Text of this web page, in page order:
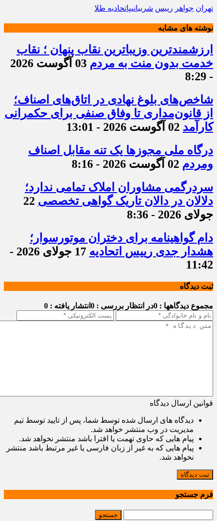
تهران جواهر رییس شربیانیپاتحادیه طلا
نوشته های مشابه
ارزشمندترین وزیباترین نقاب پنهان ؛ نقاب
خدمت بدون منت به مردم
03 آگوست 2026
- 8:29
شاخص‌های بلوغ نهادی در اتاق‌های اصناف؛
از قانون‌مداری تا وفاق صنفی برای حکمرانی
کارآمد 02 آگوست 2026 - 13:01
درگاه ملی مجوزها یک تنه مقابل اصناف
ومردم 02 آگوست 2026 - 8:16
سردرگمی مشاوران املاک تمامی ندارد؛
دلالان در دالان تاریک گواهی تخصصی 22
جولای 2026 - 8:36
دام گواهینامه برای دختران موتورسوار؛
هشدار جدی رییس اتحادیه
17 جولای 2026 -
11:42
ثبت دیدگاه
مجموع دیدگاهها : 0 در انتظار بررسی : 0 انتشار یافته : 0
قوانین ارسال دیدگاه
دیدگاه های ارسال شده توسط شما، پس از تایید توسط تیم
مدیریت در وب منتشر خواهد شد.
پیام هایی که حاوی تهمت یا افترا باشد منتشر نخواهد شد.
پیام هایی که به غیر از زبان فارسی یا غیر مرتبط باشد منتشر
نخواهد شد.
ثبت دیدگاه
فرم جستجو